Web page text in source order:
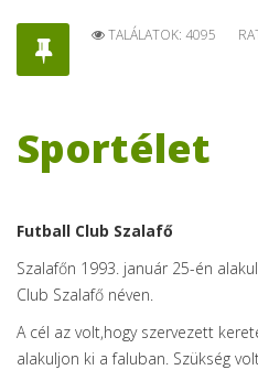
TALÁLATOK: 4095
Sportélet
Futball Club Szalafő
Szalafőn 1993. január 25-én
Club Szalafő néven.
A cél az volt,hogy szervezett
alakuljon ki a faluban. Szükség